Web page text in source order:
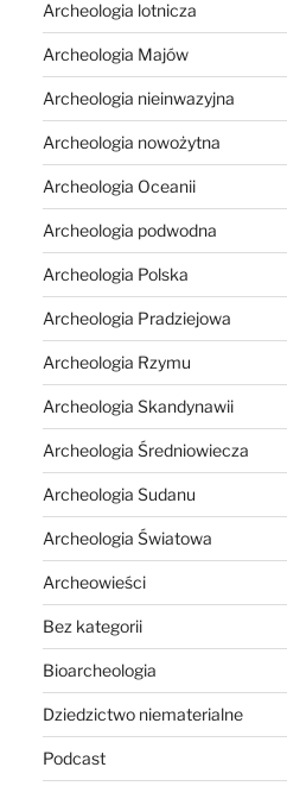
Archeologia lotnicza
Archeologia Majów
Archeologia nieinwazyjna
Archeologia nowożytna
Archeologia Oceanii
Archeologia podwodna
Archeologia Polska
Archeologia Pradziejowa
Archeologia Rzymu
Archeologia Skandynawii
Archeologia Średniowiecza
Archeologia Sudanu
Archeologia Światowa
Archeowieści
Bez kategorii
Bioarcheologia
Dziedzictwo niematerialne
Podcast